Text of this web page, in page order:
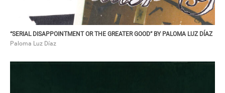
“SERIAL DISAPPOINTMENT OR THE GREATER GOOD” BY PALOMA LUZ DÍAZ
Paloma Luz Díaz